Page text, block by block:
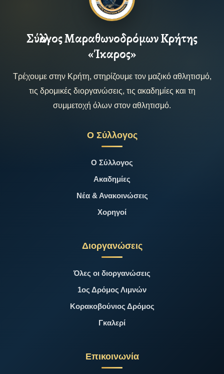
Σύλλογος Μαραθωνοδρόμων Κρήτης
«Ίκαρος»
Τρέχουμε στην Κρήτη, στηρίζουμε τον μαζικό αθλητισμό,
τις δρομικές διοργανώσεις, τις ακαδημίες και τη
συμμετοχή όλων στον αθλητισμό.
Ο Σύλλογος
Ο Σύλλογος
Ακαδημίες
Νέα & Ανακοινώσεις
Χορηγοί
Διοργανώσεις
Όλες οι διοργανώσεις
1ος Δρόμος Λιμνών
Κορακοβούνιος Δρόμος
Γκαλερί
Επικοινωνία